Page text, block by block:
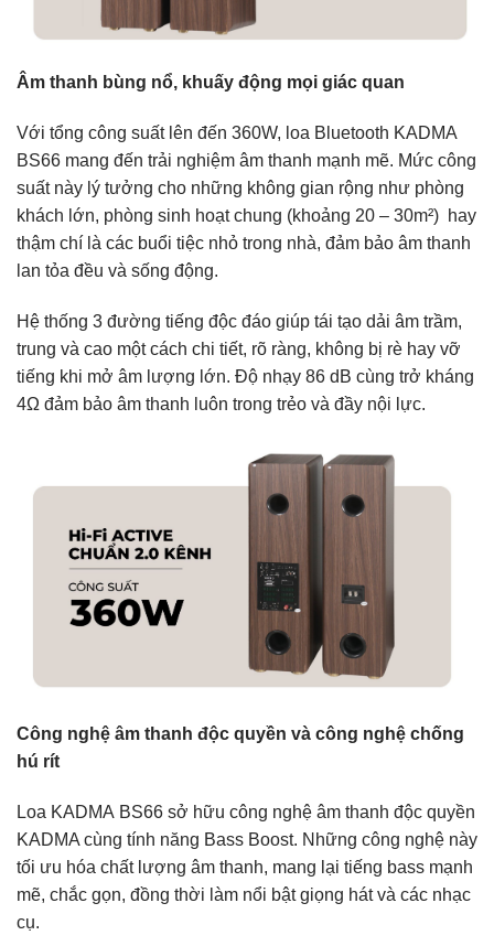
Âm thanh bùng nổ, khuấy động mọi giác quan
Với tổng công suất lên đến 360W, loa Bluetooth KADMA
BS66 mang đến trải nghiệm âm thanh mạnh mẽ. Mức công
suất này lý tưởng cho những không gian rộng như phòng
khách lớn, phòng sinh hoạt chung (khoảng 20 – 30m²) hay
thậm chí là các buổi tiệc nhỏ trong nhà, đảm bảo âm thanh
lan tỏa đều và sống động.
Hệ thống 3 đường tiếng độc đáo giúp tái tạo dải âm trầm,
trung và cao một cách chi tiết, rõ ràng, không bị rè hay vỡ
tiếng khi mở âm lượng lớn. Độ nhạy 86 dB cùng trở kháng
4Ω đảm bảo âm thanh luôn trong trẻo và đầy nội lực.
Công nghệ âm thanh độc quyền và công nghệ chống
hú rít
Loa KADMA BS66 sở hữu công nghệ âm thanh độc quyền
KADMA cùng tính năng Bass Boost. Những công nghệ này
tối ưu hóa chất lượng âm thanh, mang lại tiếng bass mạnh
mẽ, chắc gọn, đồng thời làm nổi bật giọng hát và các nhạc
cụ.